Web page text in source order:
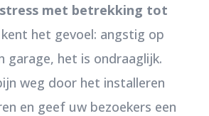
met betrekking tot
het gevoel: angstig op
garage, het is ondraaglijk.
weg door het installeren
en geef uw bezoekers een